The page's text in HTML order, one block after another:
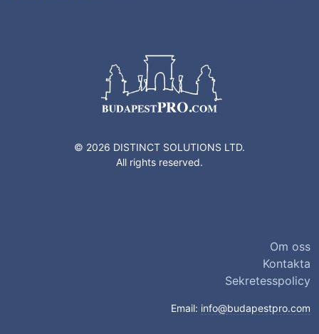
© 2026 DISTINCT SOLUTIONS LTD.
All rights reserved.
Om oss
Kontakta
Sekretesspolicy
Email: info@budapestpro.com